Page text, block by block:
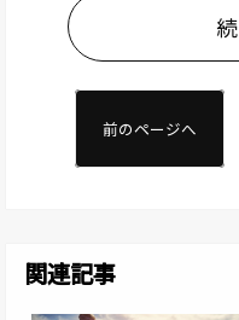
前のページへ
関連記事